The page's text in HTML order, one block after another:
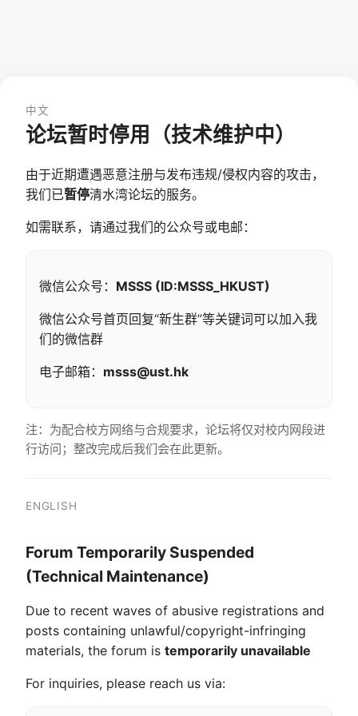
中文
论坛暂时停用（技术维护中）
由于近期遭遇恶意注册与发布违规/侵权内容的攻击，
我们已暂停清水湾论坛的服务。
如需联系，请通过我们的公众号或电邮：
微信公众号： MSSS (ID:MSSS_HKUST)
微信公众号首页回复“新生群”等关键词可以加入我
们的微信群
电子邮箱： msss@ust.hk
注：为配合校方网络与合规要求，论坛将仅对校内网段进
行访问；整改完成后我们会在此更新。
ENGLISH
Forum Temporarily Suspended
(Technical Maintenance)
Due to recent waves of abusive registrations and
posts containing unlawful/copyright-infringing
materials, the forum is temporarily unavailable
For inquiries, please reach us via: